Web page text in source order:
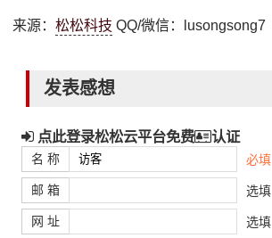
来源：松松科技 QQ/微信：lusongsong7
发表感想
点此登录松松云平台免费 认证
名 称 必填
邮 箱 选填
网 址 选填